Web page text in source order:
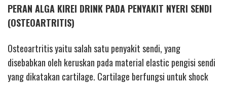
PERAN ALGA KIREI DRINK PADA PENYAKIT NYERI SENDI
(OSTEOARTRITIS)
Osteoartritis yaitu salah satu penyakit sendi, yang
disebabkan oleh keruskan pada material elastic pengisi sendi
yang dikatakan cartilage. Cartilage berfungsi untuk shock